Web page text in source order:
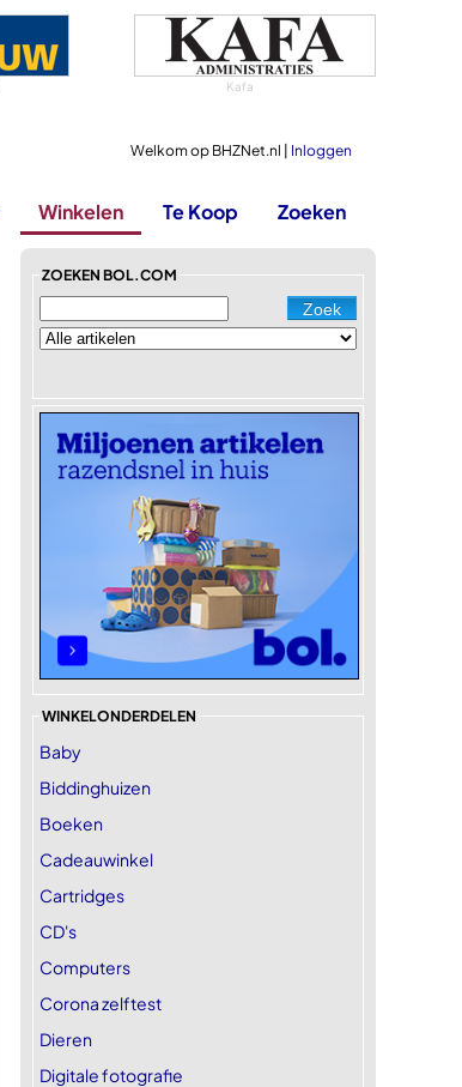
Kafa
Welkom op BHZNet.nl | Inloggen
Winkelen Te Koop Zoeken
ZOEKEN BOL.COM
WINKELONDERDELEN
Baby
Biddinghuizen
Boeken
Cadeauwinkel
Cartridges
CD's
Computers
Corona zelftest
Dieren
Digitale fotografie